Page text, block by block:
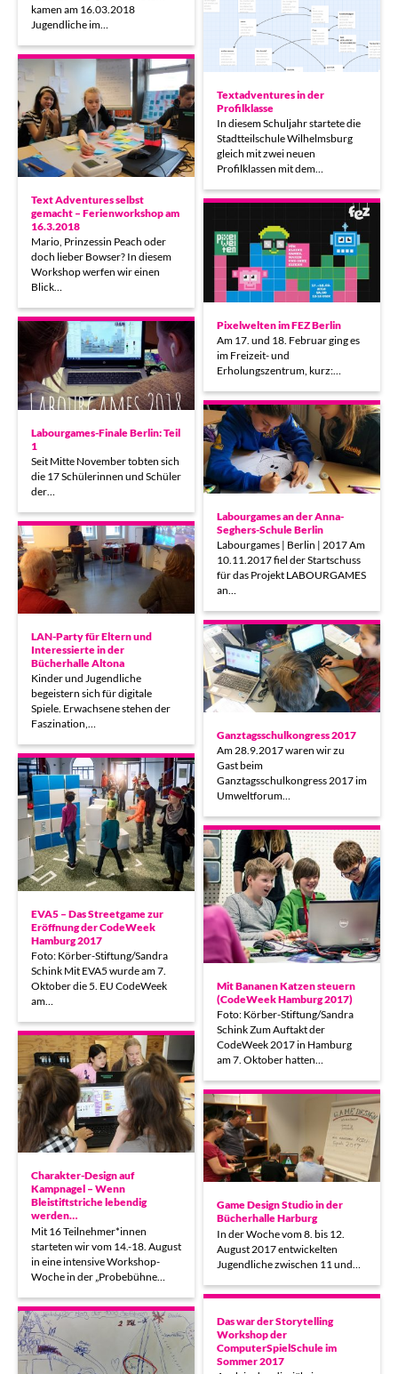
kamen am 16.03.2018
Jugendliche im…
Textadventures in der
Profilklasse
In diesem Schuljahr startete die
Stadtteilschule Wilhelmsburg
gleich mit zwei neuen
Profilklassen mit dem…
Text Adventures selbst
gemacht – Ferienworkshop am
16.3.2018
Mario, Prinzessin Peach oder
doch lieber Bowser? In diesem
Workshop werfen wir einen
Blick…
Pixelwelten im FEZ Berlin
Am 17. und 18. Februar ging es
im Freizeit- und
Erholungszentrum, kurz:…
Labourgames-Finale Berlin: Teil
1
Seit Mitte November tobten sich
die 17 Schülerinnen und Schüler
der…
Labourgames an der Anna-
Seghers-Schule Berlin
Labourgames | Berlin | 2017 Am
10.11.2017 fiel der Startschuss
für das Projekt LABOURGAMES
an…
LAN-Party für Eltern und
Interessierte in der
Bücherhalle Altona
Kinder und Jugendliche
begeistern sich für digitale
Spiele. Erwachsene stehen der
Faszination,…
Ganztagsschulkongress 2017
Am 28.9.2017 waren wir zu
Gast beim
Ganztagsschulkongress 2017 im
Umweltforum…
EVA5 – Das Streetgame zur
Eröffnung der CodeWeek
Hamburg 2017
Foto: Körber-Stiftung/Sandra
Schink Mit EVA5 wurde am 7.
Oktober die 5. EU CodeWeek
am…
Mit Bananen Katzen steuern
(CodeWeek Hamburg 2017)
Foto: Körber-Stiftung/Sandra
Schink Zum Auftakt der
CodeWeek 2017 in Hamburg
am 7. Oktober hatten…
Charakter-Design auf
Kampnagel – Wenn
Bleistiftstriche lebendig
werden…
Mit 16 Teilnehmer*innen
starteten wir vom 14.-18. August
in eine intensive Workshop-
Woche in der „Probebühne…
Game Design Studio in der
Bücherhalle Harburg
In der Woche vom 8. bis 12.
August 2017 entwickelten
Jugendliche zwischen 11 und…
Das war der Storytelling
Workshop der
ComputerSpielSchule im
Sommer 2017